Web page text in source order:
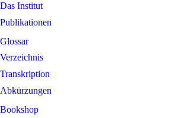
Das Institut
Publikationen
Glossar
Verzeichnis
Transkription
Abkürzungen
Bookshop